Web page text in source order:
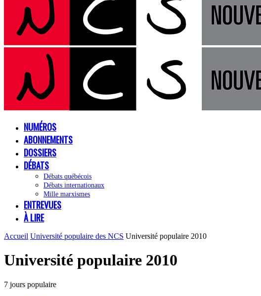
NUMÉROS
ABONNEMENTS
DOSSIERS
DÉBATS
Débats québécois
Débats internationaux
Mille marxismes
ENTREVUES
À LIRE
Accueil Université populaire des NCS Université populaire 2010
Université populaire 2010
7 jours populaire